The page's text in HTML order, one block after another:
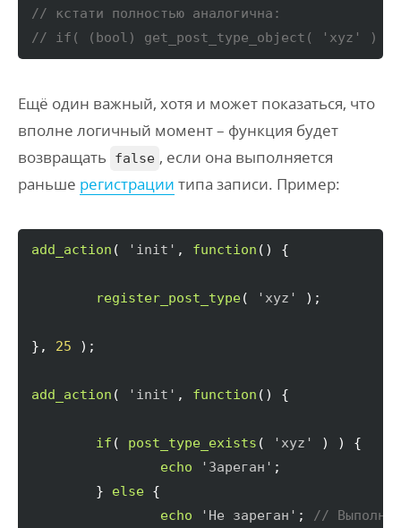
// кстати полностью аналогична:
// if( (bool) get_post_type_object( 'xyz' ) )
Ещё один важный, хотя и может показаться, что
вполне логичный момент – функция будет
возвращать
false , если она выполняется
раньше регистрации типа записи. Пример:
add_action ( 'init' , function ( ) {
register_post_type( 'xyz' ) ;
} , 25 ) ;
add_action ( 'init' , function ( ) {
if ( post_type_exists ( 'xyz' ) )
{
echo
'Зареган' ;
}
else {
echo
'Не зареган' ; //